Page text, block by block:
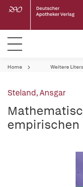
Home Weitere
Steland, Ansgar
empirischen